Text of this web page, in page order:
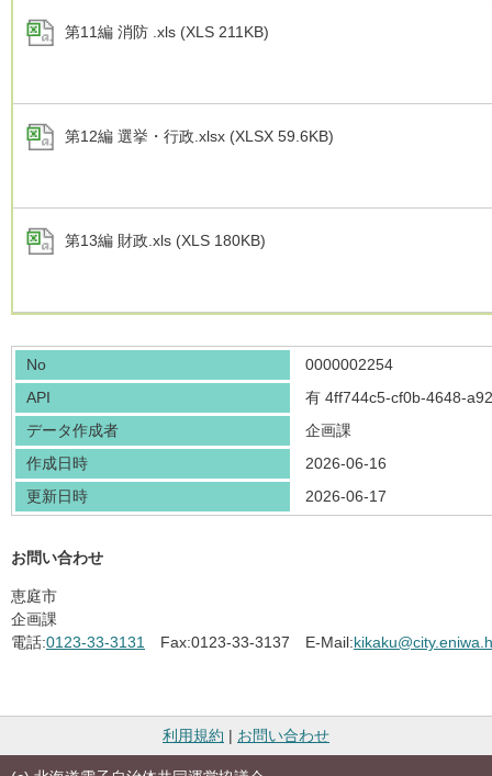
第11編 消防 .xls (XLS 211KB)
第12編 選挙・行政.xlsx (XLSX 59.6KB)
第13編 財政.xls (XLS 180KB)
No
0000002254
API
有 4ff744c5-cf0b-4648-
データ作成者
企画課
作成日時
2026-06-16
更新日時
2026-06-17
お問い合わせ
恵庭市
企画課
電話:0123-33-3131 Fax:0123-33-3137 E-Mail:
利用規約 | お問い合わせ